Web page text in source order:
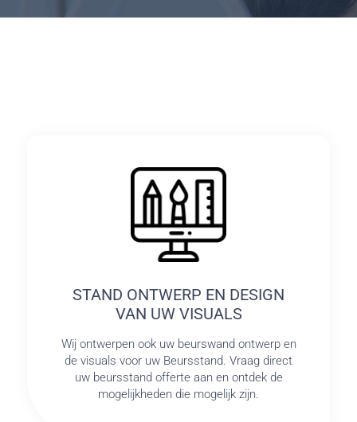
STAND ONTWERP EN DESIGN
VAN UW VISUALS
Wij ontwerpen ook uw beurswand ontwerp en
de visuals voor uw Beursstand. Vraag direct
uw beursstand offerte aan en ontdek de
mogelijkheden die mogelijk zijn.